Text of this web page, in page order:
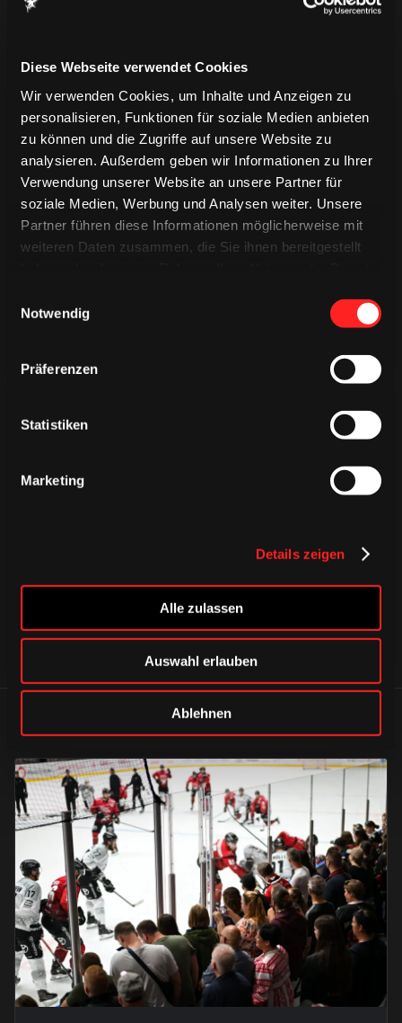
Diese Webseite verwendet Cookies
Wir verwenden Cookies, um Inhalte und Anzeigen zu
personalisieren, Funktionen für soziale Medien anbieten
zu können und die Zugriffe auf unsere Website zu
analysieren. Außerdem geben wir Informationen zu Ihrer
Verwendung unserer Website an unsere Partner für
soziale Medien, Werbung und Analysen weiter. Unsere
Partner führen diese Informationen möglicherweise mit
weiteren Daten zusammen, die Sie ihnen bereitgestellt
Notwendig
Präferenzen
Statistiken
Marketing
Details zeigen
Alle zulassen
Auswahl erlauben
Ablehnen
TRIKOTS
TRIKOTS
TRIKOTS
ÄHNLICHE NEWS